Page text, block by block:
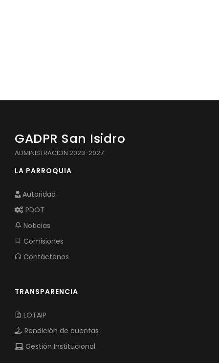
GADPR San Isidro
ADMINISTRACION 2023-2027
LA PARROQUIA
Autoridad
PDOT
Noticias
Comisiones
Contáctenos
TRANSPARENCIA
LOTAIP
Rendición de cuentas
Gestión Institucional